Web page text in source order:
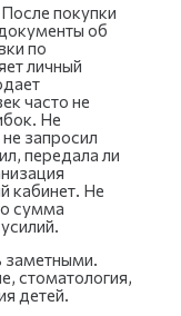
покупки
об
по
личный
часто не
Не
запросил
передала ли
кабинет. Не
сумма
заметными.
стоматология,
детей.